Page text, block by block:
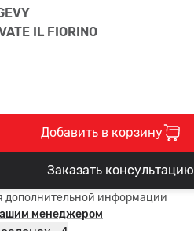
IL FIORINO
Добавить в корзину
В корзине
Заказать консультацию
дополнительной информации
менеджером